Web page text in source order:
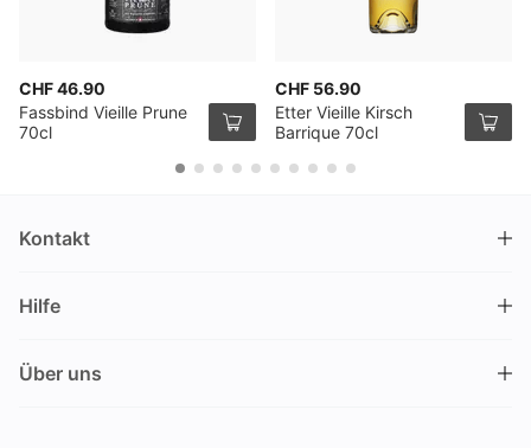
CHF 46.90
Fassbind Vieille Prune
70cl
CHF 56.90
Etter Vieille Kirsch
Barrique 70cl
Kontakt
Nüschelerstrasse 35
Schweiz
Hilfe
Über uns